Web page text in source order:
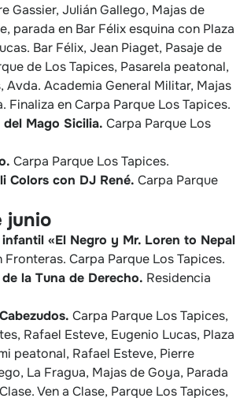
Gassier, Julián Gallego, Majas de
parada en Bar Félix esquina con Plaza
Bar Félix, Jean Piaget, Pasaje de
de Los Tapices, Pasarela peatonal,
Avda. Academia General Militar, Majas
Finaliza en Carpa Parque Los Tapices.
Mago Sicilia. Carpa Parque Los
Carpa Parque Los Tapices.
Colors con DJ René. Carpa Parque
junio
«El Negro y Mr. Loren to Nepal
Fronteras. Carpa Parque Los Tapices.
la Tuna de Derecho. Residencia
Carpa Parque Los Tapices,
Rafael Esteve, Eugenio Lucas, Plaza
peatonal, Rafael Esteve, Pierre
La Fragua, Majas de Goya, Parada
Ven a Clase, Parque Los Tapices,